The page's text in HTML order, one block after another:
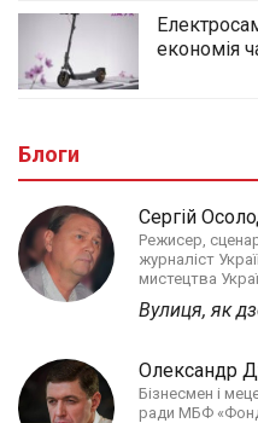
економія
Блоги
Сергій
Режисер,
журналіст
мистецтва
Вулиця, як
Олександр
Бізнесмен і
ради МБФ